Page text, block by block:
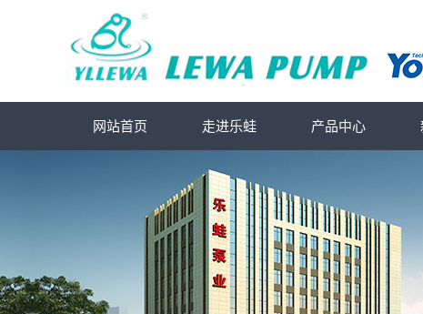
网站首页 走进乐蛙
公司简介
联系我们
产品中心
北京螺杆泵
北京潜水泵
北京污水泵
北京自吸泵